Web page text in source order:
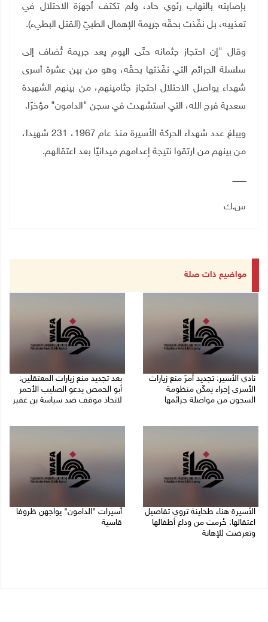
بإصابته بالتهاب رئوي حاد، ولم تكتف أجهزة الاحتلال في
تعذيبه، بل نفّذت بحقّه جريمة الإهمال الطبيّ (القتل البطيء).
وقال "إن احتجاز جثمانه حتّى اليوم يعد جريمة تُضاف إلى
سلسلة الجرائم التي نفّذتها بحقّه، وهو من بين عشرة أسرى
شهداء يواصل الاحتلال احتجاز جثامينهم، من بينهم الشهيدة
سعدية فرج الله، التي استشهدت في سجن "الدامون" مؤخرًا.
ويبلغ عدد شهداء الحركة الأسيرة منذ عام 1967، 231 شهيدا،
من بينهم من ارتقوا نتيجة إعدامهم ميدانيًا بعد اعتقالهم.
ـــــــــــ
س.ك
مواضيع ذات صلة
نادي الأسير: تجديد أمرَ منع زيارات
الأسرى إجراء يمكّن منظومة
السجون من مواصلة جرائمها
بعد تجديد منع زيارات المعتقلين:
أبو الحمص يدعو الصليب الأحمر
لاتخاذ موقف ضد سياسة بن غفير
الأسيرة هناء طحاينة تروي تفاصيل
اعتقالها: حُرمت من وداع أطفالها
وتعرضت للإهانة
أسيرات "الدامون" يواجهن ظروفا
قاسية